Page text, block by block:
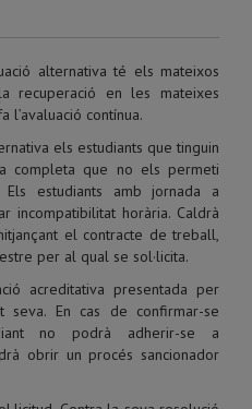
alternativa té els mateixos
en les mateixes
l’avaluació contínua.
els estudiants que tinguin
completa que no els permeti
Els estudiants amb jornada a
incompatibilitat horària. Caldrà
el contracte de treball,
per al qual se sol·licita.
acreditativa presentada per
seva. En cas de confirmar-se
no podrà adherir-se a
obrir un procés sancionador